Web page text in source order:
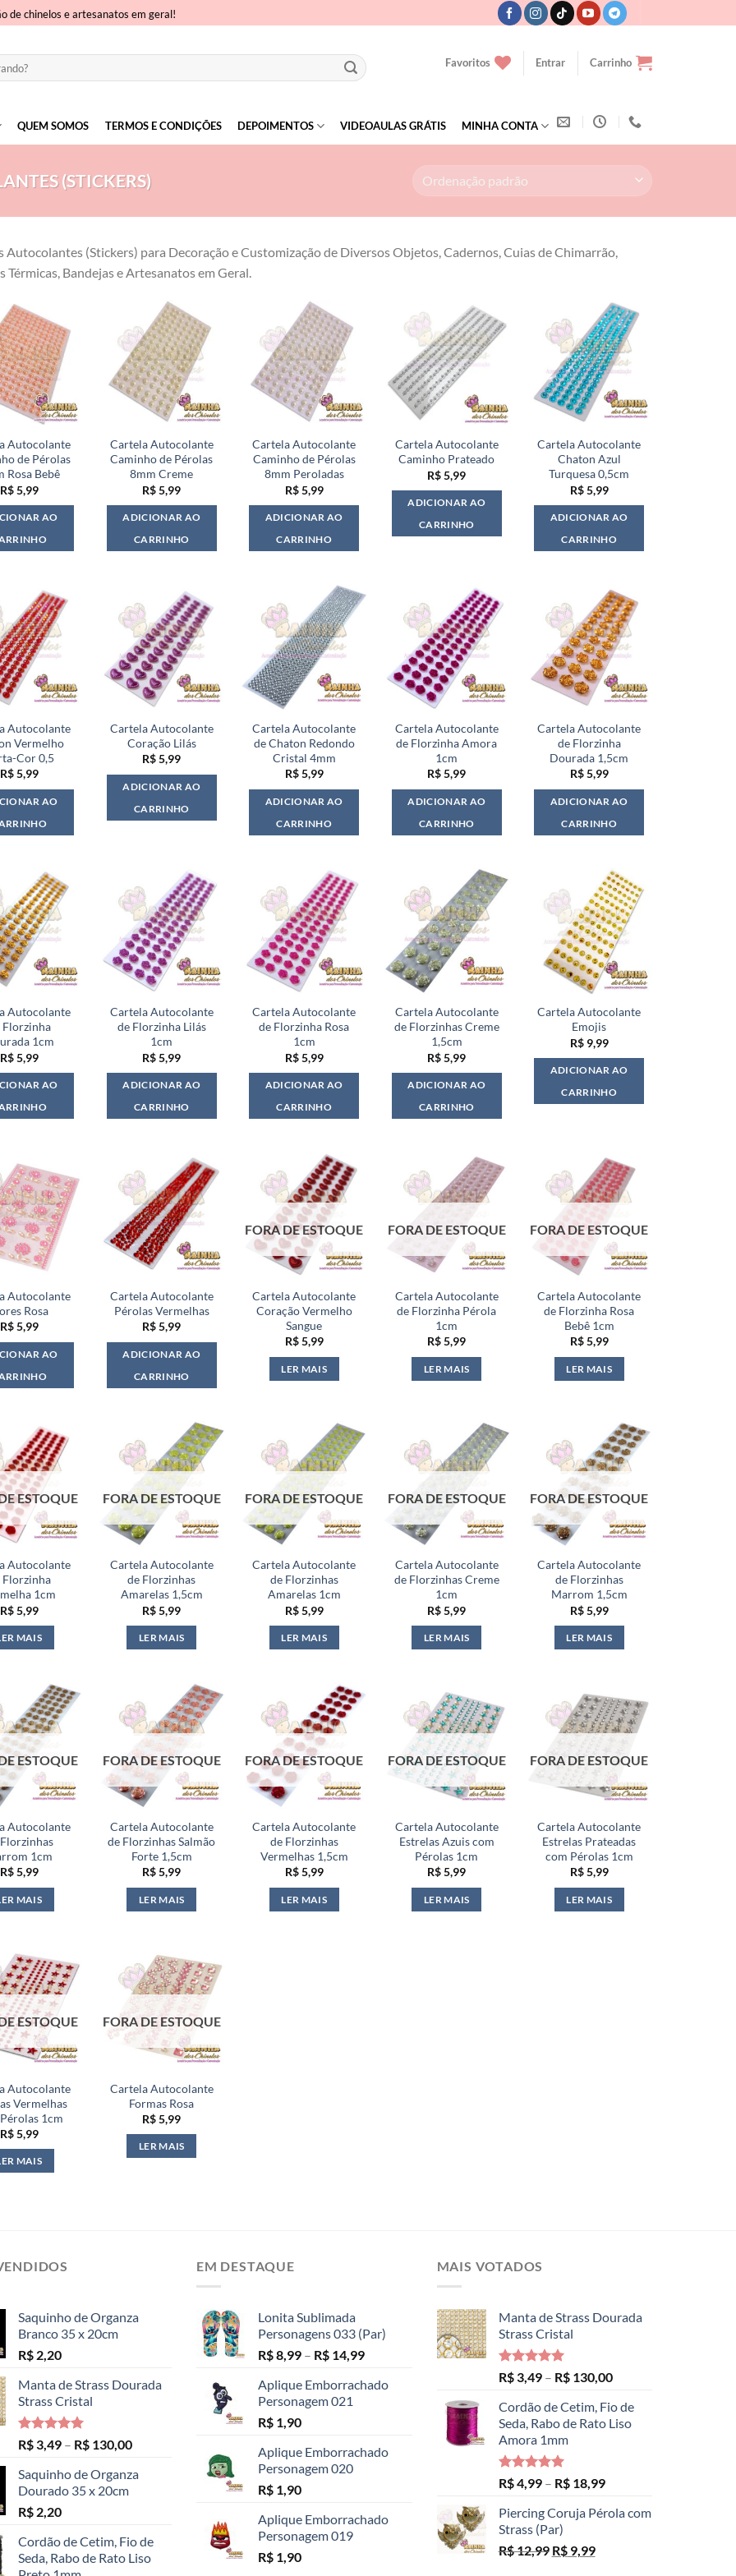
de chinelos e artesanatos em geral!
Favoritos Entrar Carrinho
QUEM SOMOS TERMOS E CONDIÇÕES DEPOIMENTOS VIDEOAULAS GRÁTIS MINHA CONTA
(STICKERS)
Autocolantes (Stickers) para Decoração e Customização de Diversos Objetos, Cadernos, Cuias de Chimarrão,
Térmicas, Bandejas e Artesanatos em Geral.
Autocolante
de Pérolas
Rosa Bebê
R$5,99
AO
Cartela Autocolante
Caminho de Pérolas
8mm Creme
R$5,99
ADICIONAR AO
CARRINHO
Cartela Autocolante
Caminho de Pérolas
8mm Peroladas
R$5,99
ADICIONAR AO
CARRINHO
Cartela Autocolante
Caminho Prateado
R$5,99
ADICIONAR AO
CARRINHO
Cartela Autocolante
Chaton Azul
Turquesa 0,5cm
R$5,99
ADICIONAR AO
CARRINHO
Autocolante
Vermelho
Cor 0,5
R$5,99
AO
Cartela Autocolante
Coração Lilás
R$5,99
ADICIONAR AO
CARRINHO
Cartela Autocolante
de Chaton Redondo
Cristal 4mm
R$5,99
ADICIONAR AO
CARRINHO
Cartela Autocolante
de Florzinha Amora
1cm
R$5,99
ADICIONAR AO
CARRINHO
Cartela Autocolante
de Florzinha
Dourada 1,5cm
R$5,99
ADICIONAR AO
CARRINHO
Autocolante
Florzinha
1cm
R$5,99
AO
Cartela Autocolante
de Florzinha Lilás
1cm
R$5,99
ADICIONAR AO
CARRINHO
Cartela Autocolante
de Florzinha Rosa
1cm
R$5,99
ADICIONAR AO
CARRINHO
Cartela Autocolante
de Florzinhas Creme
1,5cm
R$5,99
ADICIONAR AO
CARRINHO
Cartela Autocolante
Emojis
R$9,99
ADICIONAR AO
CARRINHO
Autocolante
Rosa
R$5,99
AO
Cartela Autocolante
Pérolas Vermelhas
R$5,99
ADICIONAR AO
CARRINHO
FORA DE ESTOQUE
Cartela Autocolante
Coração Vermelho
Sangue
R$5,99
LER MAIS
FORA DE ESTOQUE
Cartela Autocolante
de Florzinha Pérola
1cm
R$5,99
LER MAIS
FORA DE ESTOQUE
Cartela Autocolante
de Florzinha Rosa
Bebê 1cm
R$5,99
LER MAIS
ESTOQUE
Autocolante
Florzinha
1cm
R$5,99
MAIS
FORA DE ESTOQUE
Cartela Autocolante
de Florzinhas
Amarelas 1,5cm
R$5,99
LER MAIS
FORA DE ESTOQUE
Cartela Autocolante
de Florzinhas
Amarelas 1cm
R$5,99
LER MAIS
FORA DE ESTOQUE
Cartela Autocolante
de Florzinhas Creme
1cm
R$5,99
LER MAIS
FORA DE ESTOQUE
Cartela Autocolante
de Florzinhas
Marrom 1,5cm
R$5,99
LER MAIS
ESTOQUE
Autocolante
1cm
R$5,99
MAIS
FORA DE ESTOQUE
Cartela Autocolante
de Florzinhas Salmão
Forte 1,5cm
R$5,99
LER MAIS
FORA DE ESTOQUE
Cartela Autocolante
de Florzinhas
Vermelhas 1,5cm
R$5,99
LER MAIS
FORA DE ESTOQUE
Cartela Autocolante
Estrelas Azuis com
Pérolas 1cm
R$5,99
LER MAIS
FORA DE ESTOQUE
Cartela Autocolante
Estrelas Prateadas
com Pérolas 1cm
R$5,99
LER MAIS
ESTOQUE
Autocolante
Vermelhas
1cm
R$5,99
MAIS
FORA DE ESTOQUE
Cartela Autocolante
Formas Rosa
R$5,99
LER MAIS
Saquinho de Organza
Branco 35 x 20cm
R$2,20
Manta de Strass Dourada
Strass Cristal
Avaliação
5.00
de 5
R$3,49 – R$130,00Faixa
preço:
Saquinho de Organza
Dourado 35 x 20cm
R$2,20
Cordão de Cetim, Fio de
Seda, Rabo de Rato Liso
EM DESTAQUE
Lonita Sublimada
Personagens 033 (Par)
R$8,99 – R$ 14,99Faixa
preço:
Aplique Emborrachado
Personagem 021
R$ 1,90
Aplique Emborrachado
Personagem 020
R$ 1,90
Aplique Emborrachado
Personagem 019
R$ 1,90
MAIS VOTADOS
Manta de Strass Dourada
Strass Cristal
Avaliação
5.00
de 5
R$3,49 – R$130,00Faixa
preço:
R$ 3,49
Cordão de Cetim, Fio de
Seda, Rabo de Rato Liso
Amora 1mm
Avaliação
5.00
de 5
R$4,99 – R$18,99Faixa
preço:
Piercing Coruja Pérola com
Strass (Par)
R$12,99 O
R$9,99O